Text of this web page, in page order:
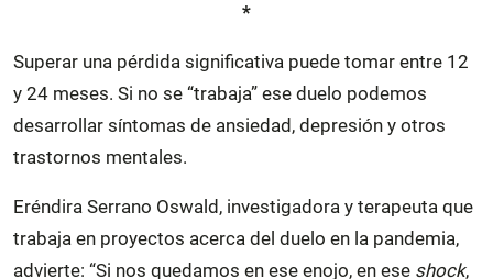
*
Superar una pérdida significativa puede tomar entre 12
y 24 meses. Si no se “trabaja” ese duelo podemos
desarrollar síntomas de ansiedad, depresión y otros
trastornos mentales.
Eréndira Serrano Oswald, investigadora y terapeuta que
trabaja en proyectos acerca del duelo en la pandemia,
advierte: “Si nos quedamos en ese enojo, en ese shock,